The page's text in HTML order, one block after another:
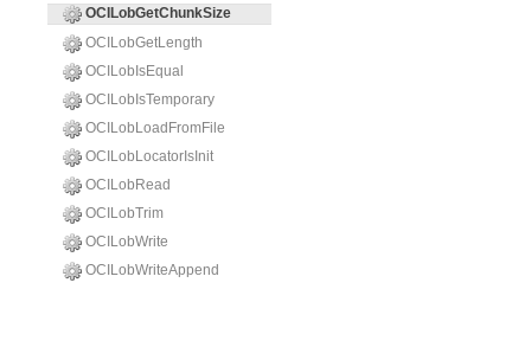
OCILobGetChunkSize
OCILobGetLength
OCILobIsEqual
OCILobIsTemporary
OCILobLoadFromFile
OCILobLocatorIsInit
OCILobRead
OCILobTrim
OCILobWrite
OCILobWriteAppend